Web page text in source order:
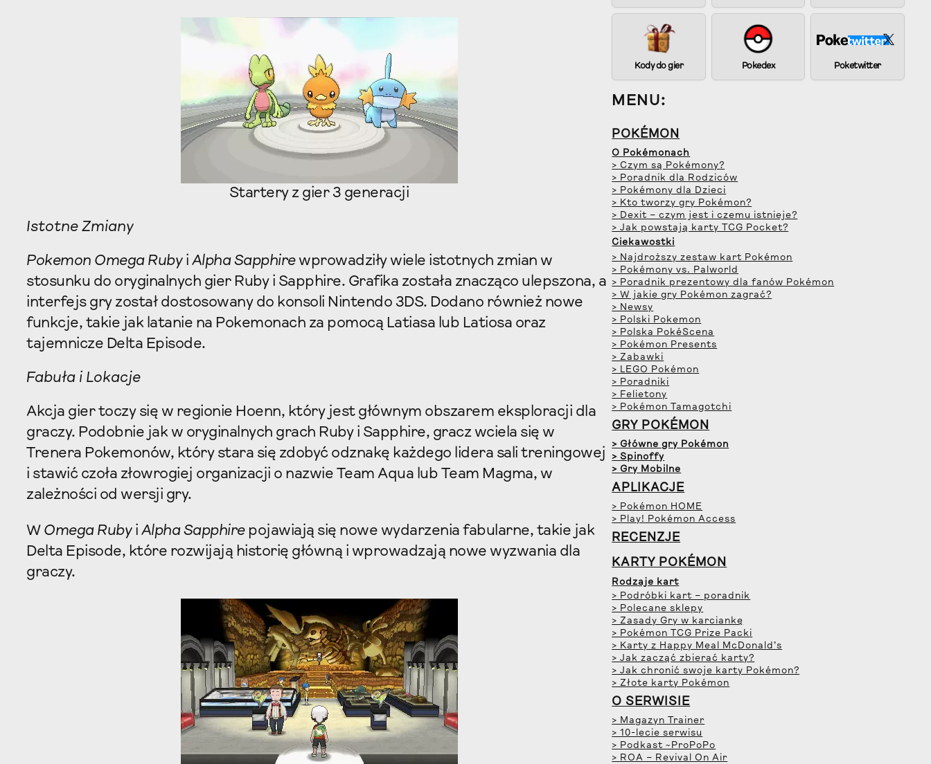
Startery z gier 3 generacji
Istotne Zmiany
Pokemon Omega Rubyi Alpha Sapphirewprowadziły wiele istotnych zmian w
stosunku do oryginalnych gier Ruby i Sapphire. Grafika została znacząco ulepszona, a
interfejs gry został dostosowany do konsoli Nintendo 3DS. Dodano również nowe
funkcje, takie jak latanie na Pokemonach za pomocą Latiasa lub Latiosa oraz
tajemnicze Delta Episode.
Fabuła i Lokacje
Akcja gier toczy się w regionie Hoenn, który jest głównym obszarem eksploracji dla
graczy. Podobnie jak w oryginalnych grach Ruby i Sapphire, gracz wciela się w
Trenera Pokemonów, który stara się zdobyć odznakę każdego lidera sali treningowej
i stawić czoła złowrogiej organizacji o nazwie Team Aqua lub Team Magma, w
zależności od wersji gry.
W Omega Rubyi Alpha Sapphirepojawiają się nowe wydarzenia fabularne, takie jak
Delta Episode, które rozwijają historię główną i wprowadzają nowe wyzwania dla
graczy.
Kody do gier Pokedex Poketwitter
MENU:
POKÉMON
O Pokémonach
> Czym są Pokémony?
> Poradnik dla Rodziców
> Pokémony dla Dzieci
> Kto tworzy gry Pokémon?
> Dexit – czym jest i czemu istnieje?
> Jak powstają karty TCG Pocket?
Ciekawostki
> Najdroższy zestaw kart Pokémon
> Pokémony vs. Palworld
> Poradnik prezentowy dla fanów Pokémon
> W jakie gry Pokémon zagrać?
> Newsy
> Polski Pokemon
> Polska PokéScena
> Pokémon Presents
> Zabawki
> LEGO Pokémon
> Poradniki
> Felietony
> Pokémon Tamagotchi
GRY POKÉMON
> Główne gry Pokémon
> Spinoffy
> Gry Mobilne
APLIKACJE
> Pokémon HOME
> Play! Pokémon Access
RECENZJE
KARTY POKÉMON
Rodzaje kart
> Podróbki kart – poradnik
> Polecane sklepy
> Zasady Gry w karciankę
> Pokémon TCG Prize Packi
> Karty z Happy Meal McDonald’s
> Jak zacząć zbierać karty?
> Jak chronić swoje karty Pokémon?
> Złote karty Pokémon
O SERWISIE
> Magazyn Trainer
> 10-lecie serwisu
> Podkast ~ProPoPo
> ROA – Revival On Air